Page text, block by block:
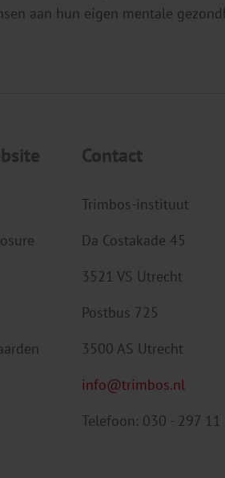
aan hun eigen mentale
Contact
Trimbos-instituut
Da Costakade 45
3521 VS Utrecht
Postbus 725
3500 AS Utrecht
info@trimbos.nl
Telefoon: 030 - 297 11